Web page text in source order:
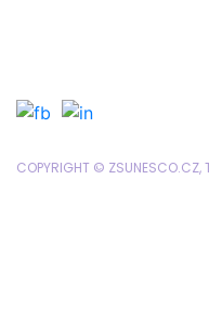
COPYRIGHT © ZSUNESCO.CZ,